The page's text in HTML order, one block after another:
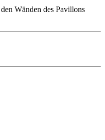
Wänden des Pavillons